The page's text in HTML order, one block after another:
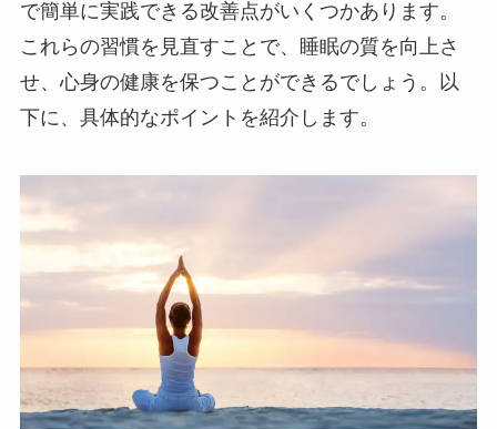
で簡単に実践できる改善点がいくつかあります。
これらの習慣を見直すことで、睡眠の質を向上さ
せ、心身の健康を保つことができるでしょう。以
下に、具体的なポイントを紹介します。